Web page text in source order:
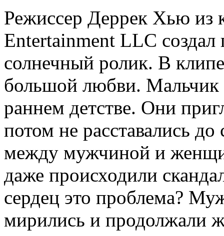
Режиссер Деррек Хью из
Entertainment LLC
солнечный ролик. В
большой любви. Мальчик
раннем детстве. Они
потом не расставались
между мужчиной и
даже происходили
сердец это проблема?
мирились и продолжали